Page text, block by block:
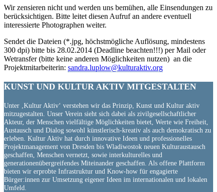
Wir zensieren nicht und werden uns bemühen, alle Einsendungen zu
berücksichtigen. Bitte leitet diesen Aufruf an andere eventuell
interessierte Photographen weiter.
Sendet die Dateien (*.jpg, höchstmögliche Auflösung, mindestens
300 dpi) bitte bis 28.02.2014 (Deadline beachten!!!) per Mail oder
Wetransfer (bitte keine anderen Möglichkeiten nutzen) an die
Projektmitarbeiterin: sandra.luplow@kulturaktiv.org
KUNST UND KULTUR AKTIV MITGESTALTEN
Unter ‚Kultur Aktiv‘ verstehen wir das Prinzip, Kunst und Kultur aktiv
mitzugestalten. Unser Verein sieht sich dabei als zivilgesellschaftlicher
Akteur, der Menschen vielfältige Möglichkeiten bietet, Werte wie Freiheit,
Austausch und Dialog sowohl künstlerisch-kreativ als auch demokratisch zu
erleben. Kultur Aktiv hat durch innovative Ideen und professionelles
Projektmanagement von Dresden bis Wladiwostok neuen Kulturaustausch
geschaffen, Menschen vernetzt, sowie interkulturelles und
generationenübergreifendes Miteinander geschaffen. Als offene Plattform
bieten wir erprobte Infrastruktur und Know-how für engagierte
Bürger:innen zur Umsetzung eigener Ideen im internationalen und lokalen
Umfeld.